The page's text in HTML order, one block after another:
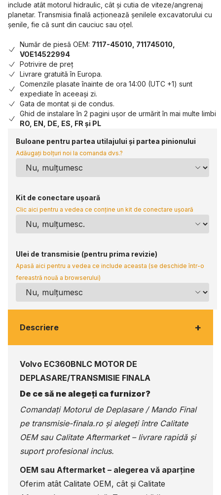
include atât motorul hidraulic, cât și cutia de viteze/angrenaj
planetar. Transmisia finală acționează șenilele excavatorului cu
șenile, fie că sunt din cauciuc sau oțel.
Număr de piesă OEM: 7117-45010, 711745010,
VOE14522994
Potrivire de preț
Livrare gratuită în Europa.
Comenzile plasate înainte de ora 14:00 (UTC +1) sunt
expediate în aceeași zi.
Gata de montat și de condus.
Ghid de instalare în 2 pagini ușor de urmărit în mai multe limbi
RO, EN, DE, ES, FR și PL
Buloane pentru partea utilajului și partea pinionului
Adăugați bolțuri noi la comanda dvs.?
Kit de conectare ușoară
Clic aici pentru a vedea ce conține un kit de conectare ușoară
Ulei de transmisie (pentru prima revizie)
Apasă aici pentru a vedea ce include aceasta (se deschide într-o
fereastră nouă a browserului)
Descriere +
Volvo EC360BNLC MOTOR DE
DEPLASARE/TRANSMISIE FINALA
De ce să ne alegeți ca furnizor?
Comandați Motorul de Deplasare / Mando Final
pe transmisie-finala.ro și alegeți între Calitate
OEM sau Calitate Aftermarket – livrare rapidă și
suport profesional inclus.
OEM sau Aftermarket – alegerea vă aparține
Oferim atât Calitate OEM, cât și Calitate